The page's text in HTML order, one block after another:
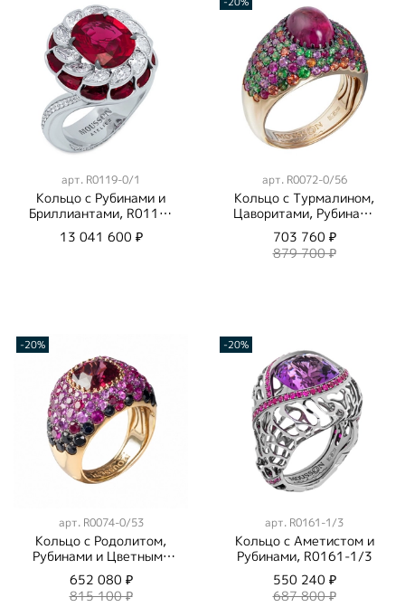
арт. R0119-0/1
Кольцо с Рубинами и
Бриллиантами, R0119-
0/1
13 041 600 ₽
арт. R0072-0/56
Кольцо c Турмалином,
Цаворитами, Рубинами
Сапфирами, R0072-
0/56
703 760 ₽
879 700 ₽
-20%
арт. R0074-0/53
Кольцо с Родолитом,
Рубинами и Цветными
Сапфирами, R0074-
0/53
652 080 ₽
815 100 ₽
-20%
арт. R0161-1/3
Кольцо с Аметистом и
Рубинами, R0161-1/3
550 240 ₽
687 800 ₽